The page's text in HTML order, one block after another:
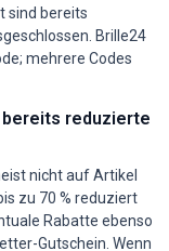
sind bereits
Brille24
mehrere Codes
bereits reduzierte
nicht auf Artikel
zu 70 % reduziert
Rabatte ebenso
Gutschein. Wenn